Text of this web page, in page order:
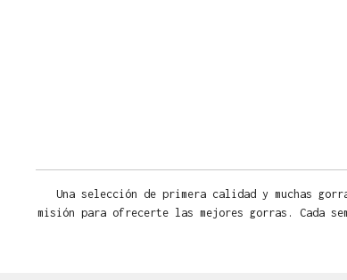
Una selección de primera calidad y muchas
misión para ofrecerte las mejores gorras. Cada